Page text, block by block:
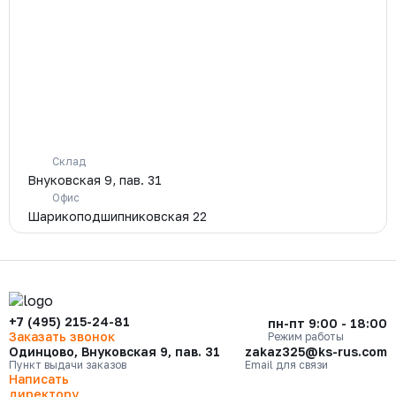
Склад
Внуковская 9, пав. 31
Офис
Шарикоподшипниковская 22
+7 (495) 215-24-81
Заказать звонок
пн-пт 9:00 - 18:00
Режим работы
Одинцово, Внуковская 9, пав. 31
Пункт выдачи заказов
zakaz325@ks-rus.com
Email для связи
Написать
директору